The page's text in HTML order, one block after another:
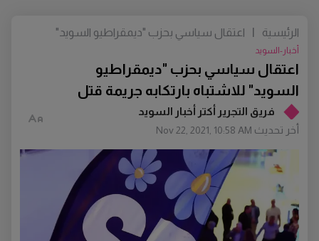
فريق التجرير أكتر أخبار السويد
أخر تحديث Nov 22, 2021, 10:58 AM
اعتقال سياسي بحزب "ديمقراطيو
السويد" للاشتباه بارتكابه جريمة قتل
أخبار-السويد
الرئيسية |
اعتقال سياسي بحزب "ديمقراطيو السويد"